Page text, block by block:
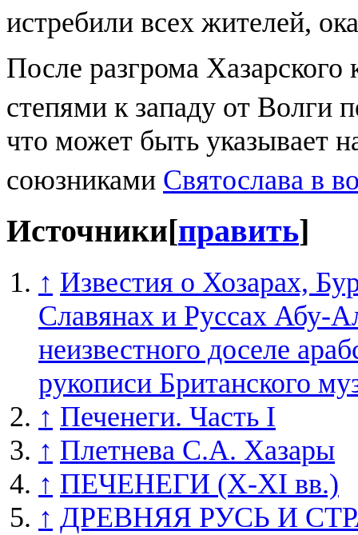
истребили всех жителей,
После разгрома Хазарского
степями к западу от Волги
что может быть указывает
союзниками Святослава в
Источники[править]
↑ Известия о Хозарах,
Славянах и Руссах Абу-
неизвестного доселе
рукописи Британского
↑ Печенеги. Часть I
↑ Плетнева С.А. Хазары
↑ ПЕЧЕНЕГИ (Х-ХІ вв.)
↑ ДРЕВНЯЯ РУСЬ И